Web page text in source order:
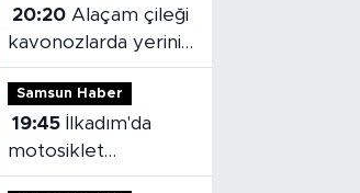
20:20 Alaçam çileği
kavonozlarda yerini
aldı
Samsun Haber
19:45
motosiklet
kazasında sürücü